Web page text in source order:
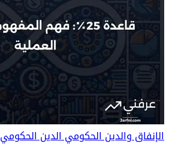
الإنفاق والدين الحكوميالدين الحكومي